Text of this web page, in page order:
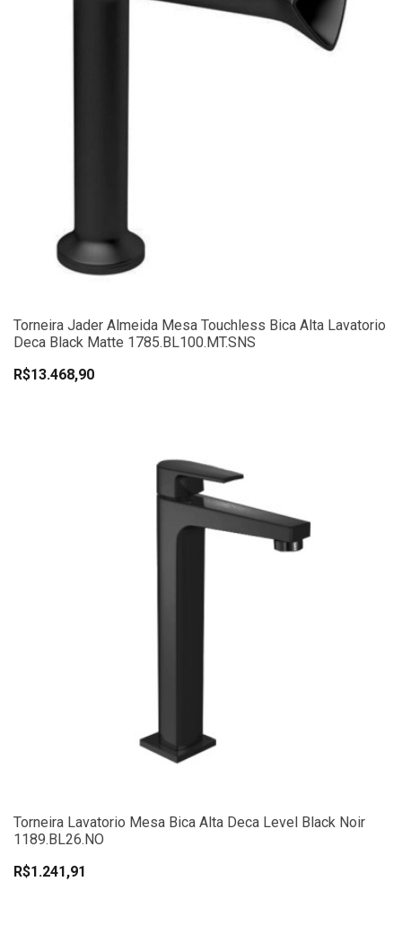
Torneira Jader Almeida Mesa Touchless Bica Alta Lavatorio
Deca Black Matte 1785.BL100.MT.SNS
R$13.468,90
Torneira Lavatorio Mesa Bica Alta Deca Level Black Noir
1189.BL26.NO
R$1.241,91